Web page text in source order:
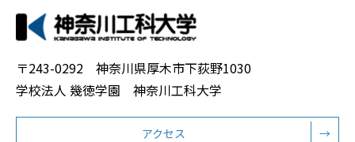
〒243-0292 神奈川県厚木市下荻野1030
学校法人 幾徳学園 神奈川工科大学
アクセス →